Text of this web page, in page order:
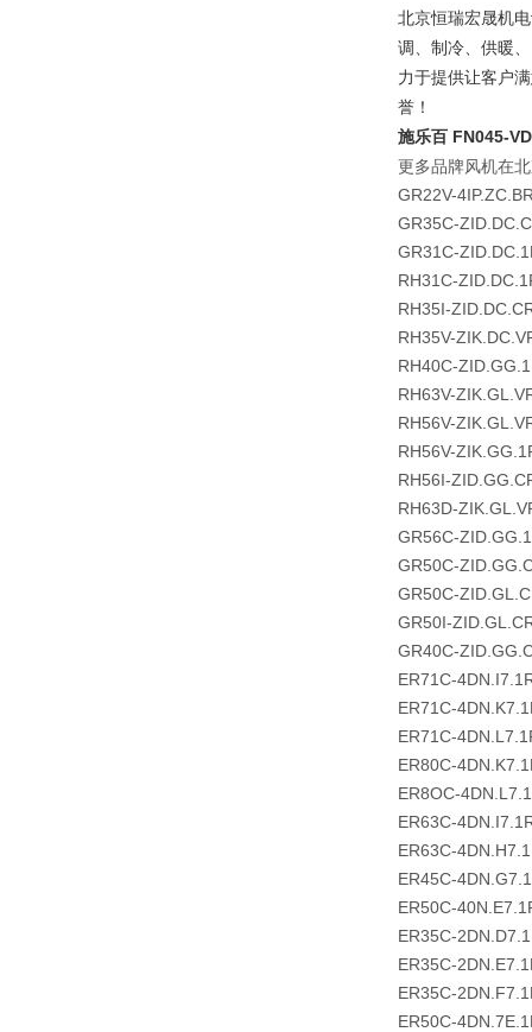
北京恒瑞宏晟机
调、制冷、供暖
力于提供让客户
誉！
施乐百 FN045-
更多品牌风机在
GR22V-
GR35C-
GR31C-
RH31C-
RH35I-
RH35V-
RH40C-
RH63V-
RH56V-
RH56V-
RH56I-
RH63D-
GR56C-
GR50C-
GR50C-
GR50I-
GR40C-
ER71C-
ER71C-
ER71C-
ER80C-
ER8OC-
ER63C-
ER63C-
ER45C-
ER50C-
ER35C-
ER35C-
ER35C-
ER50C-